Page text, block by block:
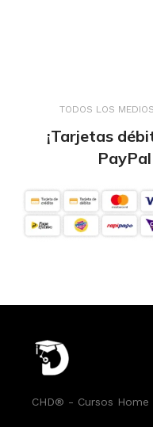
TODOS LOS
¡Tarjetas
CHD® - Cursos Home